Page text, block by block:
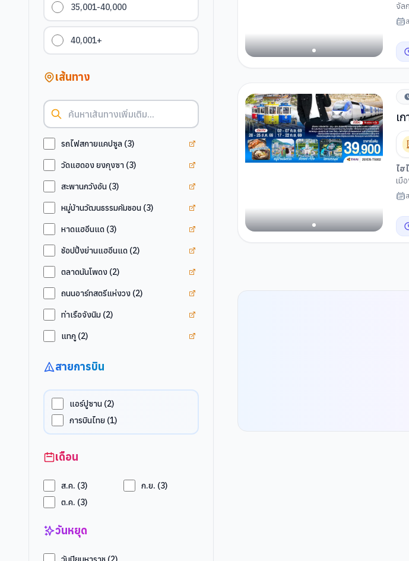
35,001-40,000
40,001+
เส้นทาง
รถไฟสกายแคปซูล (3) รถไฟสกายแคปซูล
วัดแฮดอง ยงกุงซา (3) วัดแฮดอง ยงกุงซา
สะพานกวังอัน (3)
หมู่บ้านวัฒนธรรมคัมชอน (3)
หาดแฮอีนแด (3) หาดแฮอีนแด
ช้อปปิ้งย่านแฮอีนแด (2)
ตลาดนันโพดง (2)
ถนนอาร์ทสตรีแห่งวง (2)
ท่าเรือจังนิม (2)
แทกู (2)
สายการบิน
แอร์ปูซาน (2)
การบินไทย (1)
เดือน
ส.ค. (3) ก.ย. (3)
ต.ค. (3)
วันหยุด
จัล
สำ
พิ
ไฮ
เมื
ตล
เรี